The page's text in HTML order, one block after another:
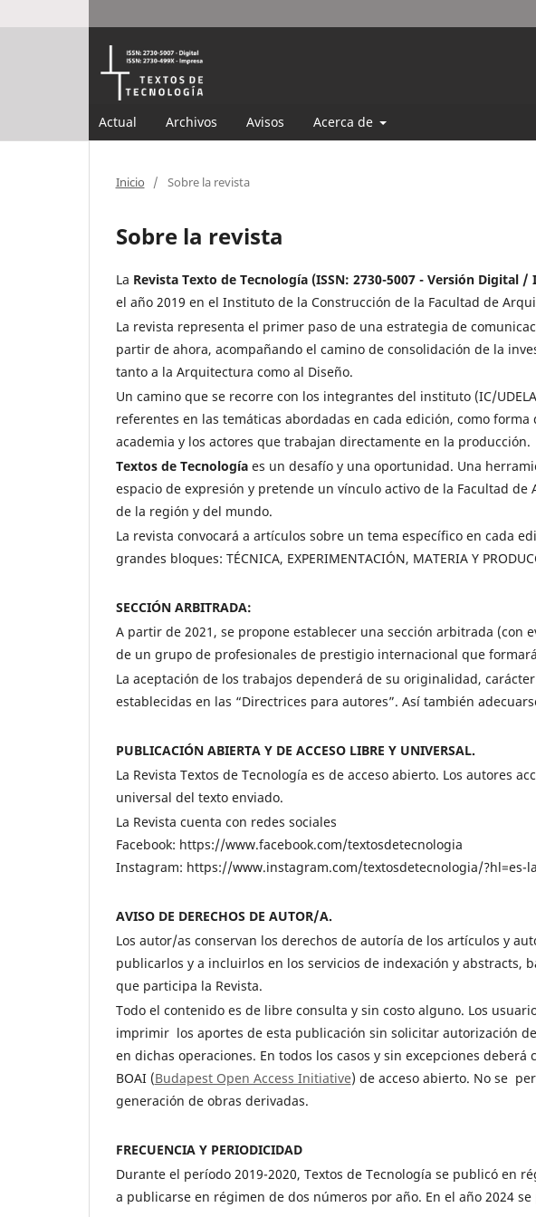
Actual Archivos Avisos Acerca de
Inicio / Sobre la revista
Sobre la revista
La Revista Texto de Tecnología (ISSN: 2730-5007 - Versión Digital /
el año 2019 en el Instituto de la Construcción de la Facultad de
La revista representa el primer paso de una estrategia de
partir de ahora, acompañando el camino de consolidación de la
tanto a la Arquitectura como al Diseño.
Un camino que se recorre con los integrantes del instituto (IC/
referentes en las temáticas abordadas en cada edición, como
academia y los actores que trabajan directamente en la producción.
Textos de Tecnologíaes un desafío y una oportunidad. Una
espacio de expresión y pretende un vínculo activo de la Facultad
de la región y del mundo.
La revista convocará a artículos sobre un tema específico en cada
grandes bloques: TÉCNICA, EXPERIMENTACIÓN, MATERIA Y
SECCIÓN ARBITRADA:
A partir de 2021, se propone establecer una sección arbitrada (con
de un grupo de profesionales de prestigio internacional que
La aceptación de los trabajos dependerá de su originalidad,
establecidas en las “Directrices para autores”. Así también
PUBLICACIÓN ABIERTA Y DE ACCESO LIBRE Y UNIVERSAL.
La Revista Textos de Tecnología es de acceso abierto. Los autores
universal del texto enviado.
La Revista cuenta con redes sociales
Facebook: https://www.facebook.com/textosdetecnologia
Instagram: https://www.instagram.com/textosdetecnologia/?hl=es-la
AVISO DE DERECHOS DE AUTOR/A.
Los autor/as conservan los derechos de autoría de los artículos y
publicarlos y a incluirlos en los servicios de indexación y abstracts,
que participa la Revista.
Todo el contenido es de libre consulta y sin costo alguno. Los
imprimir los aportes de esta publicación sin solicitar autorización
en dichas operaciones. En todos los casos y sin excepciones
BOAI (Budapest Open Access Initiative) de acceso abierto. No se
generación de obras derivadas.
FRECUENCIA Y PERIODICIDAD
Durante el período 2019-2020, Textos de Tecnología se publicó en
a publicarse en régimen de dos números por año. En el año 2024